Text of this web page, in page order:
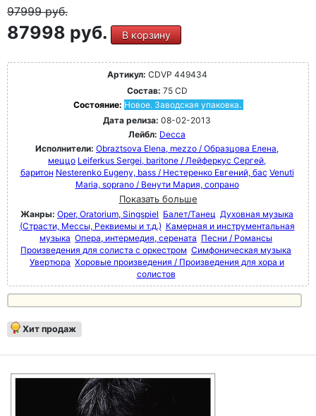
97999руб.
87998 руб. В корзину
Артикул: CDVP 449434
Состав: 75 CD
Состояние: Новое. Заводская упаковка.
Дата релиза: 08-02-2013
Лейбл: Decca
Исполнители: Obraztsova Elena, mezzo / Образцова Елена,
меццо Leiferkus Sergei, baritone / Лейферкус Сергей,
баритон Nesterenko Eugeny, bass / Нестеренко Евгений, бас Venuti
Maria, soprano / Венути Мария, сопрано
Показать больше
Жанры: Oper, Oratorium, Singspiel Балет/Танец Духовная музыка
(Страсти, Мессы, Реквиемы и т.д.) Камерная и инструментальная
музыка Опера, интермедия, серената Песни / Романсы
Произведения для солиста с оркестром Симфоническая музыка
Увертюра Хоровые произведения / Произведения для хора и
солистов
Хит продаж